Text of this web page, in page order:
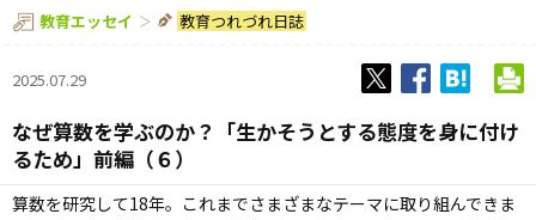
教育エッセイ 教育つれづれ日誌
2025.07.29
なぜ算数を学ぶのか？「生かそうとする態度を身に付け
るため」前編（６）
算数を研究して18年。これまでさまざまなテーマに取り組んできま